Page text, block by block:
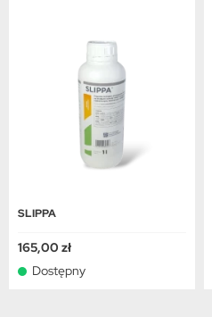
SLIPPA
165,00 zł
Dostępny